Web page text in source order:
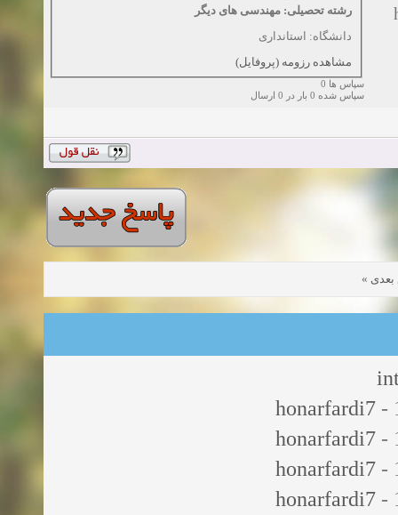
زمان:10-11-2024
رشته تحصیلی: مهندسی های دیگر
دانشگاه: استانداری
مشاهده رزومه (پروفایل)
سپاس ها 0
سپاس شده 0 بار در 0 ارسال
»
honarfardi7 -
honarfardi7 -
honarfardi7 -
honarfardi7 -